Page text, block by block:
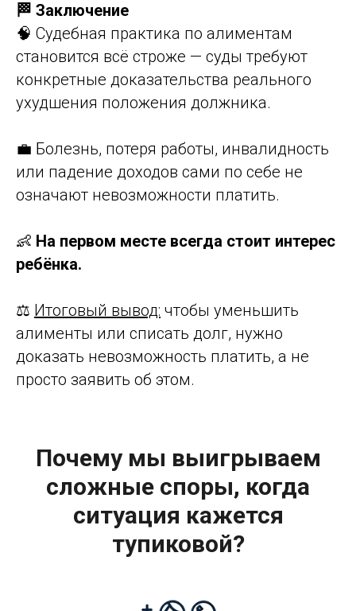
🏁 Заключение
🧠 Судебная практика по алиментам
становится всё строже — суды требуют
конкретные доказательства реального
ухудшения положения должника.
💼 Болезнь, потеря работы, инвалидность
или падение доходов сами по себе не
означают невозможности платить.
👶 На первом месте всегда стоит интерес
ребёнка.
⚖️ Итоговый вывод: чтобы уменьшить
алименты или списать долг, нужно
доказать невозможность платить, а не
просто заявить об этом.
Почему мы выигрываем
сложные споры, когда
ситуация кажется
тупиковой?